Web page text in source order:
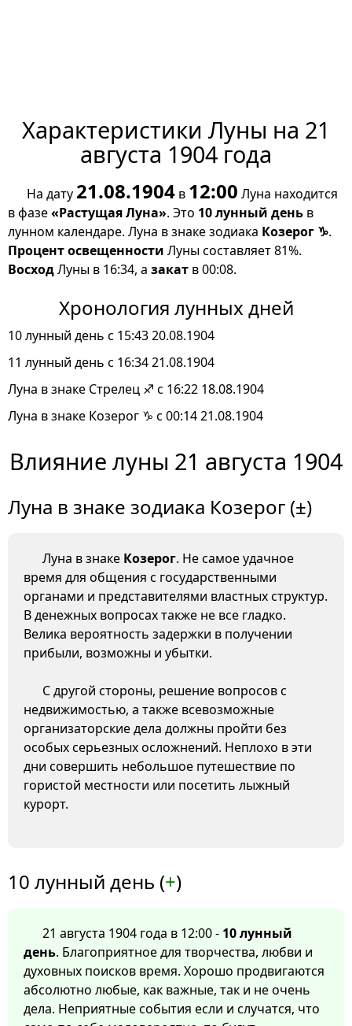
Характеристики Луны на 21
августа 1904 года
На дату 21.08.1904 в 12:00 Луна находится
в фазе«Растущая Луна». Это 10 лунный день в
лунном календаре. Луна в знаке зодиака Козерог ♑.
Процент освещенности Луны составляет 81%.
ВосходЛуны в 16:34, а закат в 00:08.
Хронология лунных дней
10 лунный день с 15:43 20.08.1904
11 лунный день с 16:34 21.08.1904
Луна в знаке Стрелец ♐ с 16:22 18.08.1904
Луна в знаке Козерог ♑ с 00:14 21.08.1904
Влияние луны 21 августа 1904
Луна в знаке зодиака Козерог (±)
Луна в знаке Козерог. Не самое удачное
время для общения с государственными
органами и представителями властных структур.
В денежных вопросах также не все гладко.
Велика вероятность задержки в получении
прибыли, возможны и убытки.
С другой стороны, решение вопросов с
недвижимостью, а также всевозможные
организаторские дела должны пройти без
особых серьезных осложнений. Неплохо в эти
дни совершить небольшое путешествие по
гористой местности или посетить лыжный
курорт.
10 лунный день (+)
21 августа 1904 года в 12:00 - 10 лунный
день. Благоприятное для творчества, любви и
духовных поисков время. Хорошо продвигаются
абсолютно любые, как важные, так и не очень
дела. Неприятные события если и случатся, что